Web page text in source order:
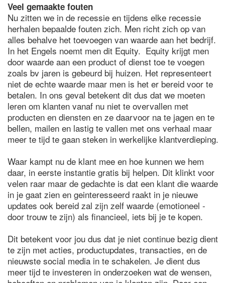
Veel gemaakte fouten
Nu zitten we in de recessie en tijdens elke recessie
herhalen bepaalde fouten zich. Men richt zich op van
alles behalve het toevoegen van waarde aan het bedrijf.
In het Engels noemt men dit Equity. Equity krijgt men
door waarde aan een product of dienst toe te voegen
zoals bv jaren is gebeurd bij huizen. Het representeert
niet de echte waarde maar men is het er bereid voor te
betalen. In ons geval betekent dit dus dat we moeten
leren om klanten vanaf nu niet te overvallen met
producten en diensten en ze daarvoor na te jagen en te
bellen, mailen en lastig te vallen met ons verhaal maar
meer te tijd te gaan steken in werkelijke klantverdieping.
Waar kampt nu de klant mee en hoe kunnen we hem
daar, in eerste instantie gratis bij helpen. Dit klinkt voor
velen raar maar de gedachte is dat een klant die waarde
in je gaat zien en geinteresseerd raakt in je nieuwe
updates ook bereid zal zijn zelf waarde (emotioneel -
door trouw te zijn) als financieel, iets bij je te kopen.
Dit betekent voor jou dus dat je niet continue bezig dient
te zijn met acties, productupdates, transacties, en de
nieuwste social media in te schakelen. Je dient dus
meer tijd te investeren in onderzoeken wat de wensen,